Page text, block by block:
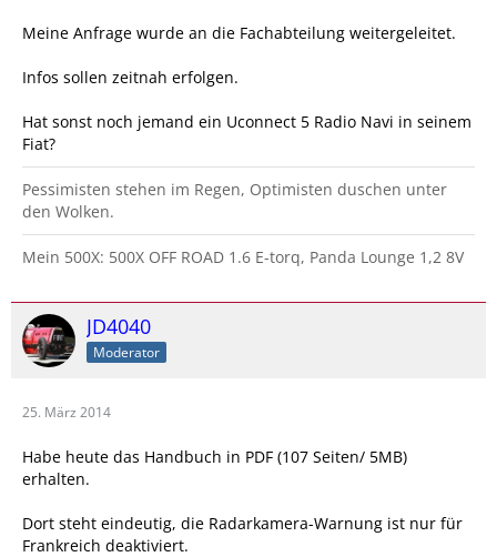
Meine Anfrage wurde an die Fachabteilung weitergeleitet.
Infos sollen zeitnah erfolgen.
Hat sonst noch jemand ein Uconnect 5 Radio Navi in seinem
Fiat?
Pessimisten stehen im Regen, Optimisten duschen unter
den Wolken.
Mein 500X: 500X OFF ROAD 1.6 E-torq, Panda Lounge 1,2 8V
JD4040
Moderator
25. März 2014
Habe heute das Handbuch in PDF (107 Seiten/ 5MB)
erhalten.
Dort steht eindeutig, die Radarkamera-Warnung ist nur für
Frankreich deaktiviert.